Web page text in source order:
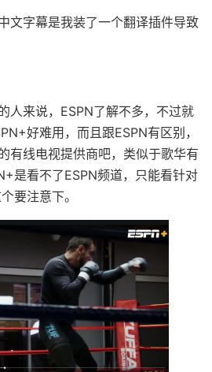
文字幕是我装了一个翻译插件导致
人来说，ESPN了解不多，不过就
好难用，而且跟ESPN有区别，
有线电视提供商吧，类似于歌华有
是看不了ESPN频道，只能看针对
要注意下。